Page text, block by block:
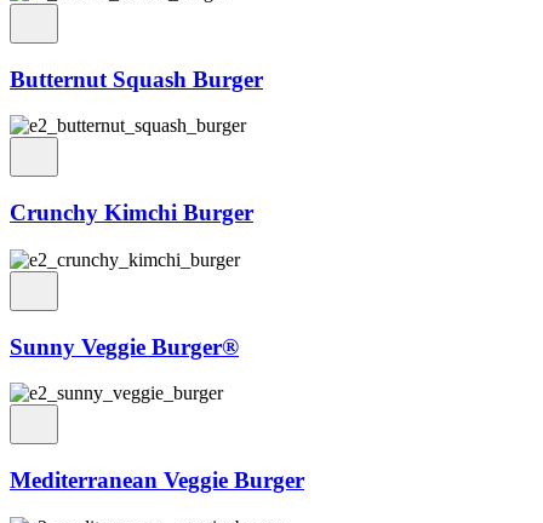
Butternut Squash Burger
Crunchy Kimchi Burger
Sunny Veggie Burger®
Mediterranean Veggie Burger